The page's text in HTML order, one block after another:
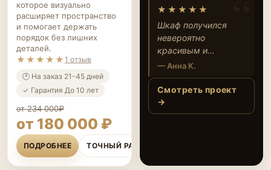
которое визуально
расширяет пространство
и помогает держать
порядок без лишних
деталей.
★★★★★ 1 отзыв
🕐 На заказ 21-45 дней
✓ Гарантия До 10 лет
от 234 000₽
от 180 000 ₽
ПОДРОБНЕЕ ТОЧНЫЙ РАСЧЁТ
уютно
★★★★★
Шкаф получился
невероятно
красивым и
удобным! Особенно
нравится витрина с
подсветкой — теперь
любимые вещи
всегда под рукой и
внутри.
— Анна К.
Смотреть проект
→